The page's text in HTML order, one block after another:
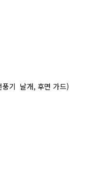
기  날개, 후면 가드)